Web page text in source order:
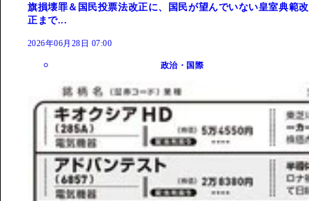
旗損壊罪＆国民投票法改正に、国民が望んでいない皇室典範改
正まで...
2026年06月28日 07:00
政治・国際